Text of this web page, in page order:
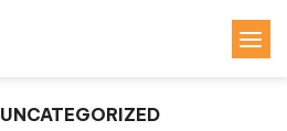
UNCATEGORIZED